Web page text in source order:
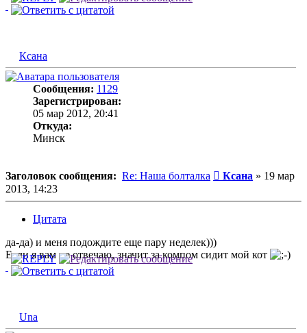
Ксана
Сообщения: 1129
Зарегистрирован:
05 мар 2012, 20:41
Откуда:
Минск
Заголовок сообщения: Re: Наша болталка Сообщение
Ксана » 19 мар
2013, 14:23
Цитата
да-да) и меня подождите еще пару неделек)))
Если я вам не отвечаю, значит за компом сидит мой кот
Una